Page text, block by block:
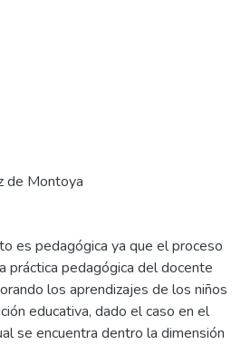
de Montoya
es pedagógica ya que el proceso
práctica pedagógica del docente
los aprendizajes de los niños
educativa, dado el caso en el
se encuentra dentro la dimensión